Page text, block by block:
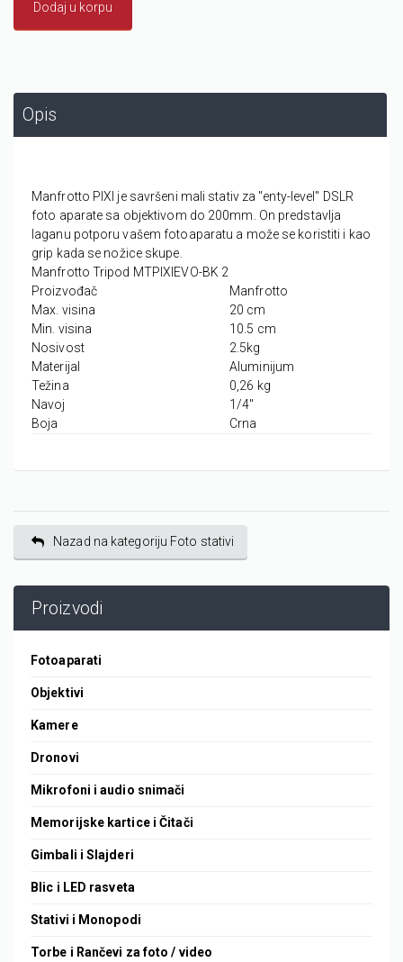
Dodaj u korpu
Opis
Manfrotto PIXI je savršeni mali stativ za "enty-level" DSLR
foto aparate sa objektivom do 200mm. On predstavlja
laganu potporu vašem fotoaparatu a može se koristiti i kao
grip kada se nožice skupe.
Manfrotto Tripod MTPIXIEVO-BK 2
Proizvođač
Manfrotto
Max. visina
20 cm
Min. visina
10.5 cm
Nosivost
2.5kg
Materijal
Aluminijum
Težina
0,26 kg
Navoj
1/4"
Boja
Crna
Nazad na kategoriju Foto stativi
Proizvodi
Fotoaparati
Objektivi
Kamere
Dronovi
Mikrofoni i audio snimači
Memorijske kartice i Čitači
Gimbali i Slajderi
Blic i LED rasveta
Stativi i Monopodi
Torbe i Rančevi za foto / video